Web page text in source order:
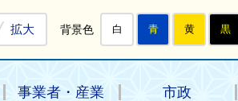
拡大 背景色 白 青 黄 黒
事業者・産業 市政